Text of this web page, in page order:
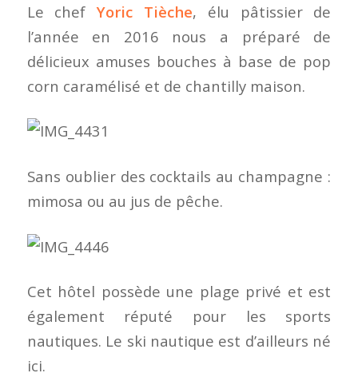
Le chefYoric Tièche, élu pâtissier de
l’année en 2016 nous a préparé de
délicieux amuses bouches à base de pop
corn caramélisé et de chantilly maison.
Sans oublier des cocktails au champagne :
mimosa ou au jus de pêche.
Cet hôtel possède une plage privé et est
également réputé pour les sports
nautiques. Le ski nautique est d’ailleurs né
ici.